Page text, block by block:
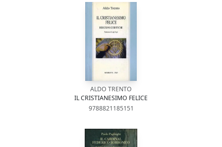
ALDO TRENTO
IL CRISTIANESIMO FELICE
9788821185151